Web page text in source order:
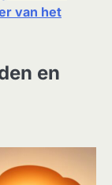
van het
en